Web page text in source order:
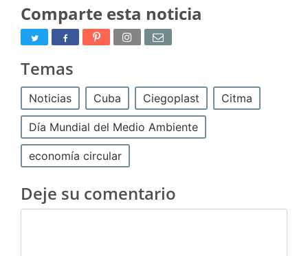
Comparte esta noticia
Temas
Noticias Cuba Ciegoplast Citma
Día Mundial del Medio Ambiente
economía circular
Deje su comentario